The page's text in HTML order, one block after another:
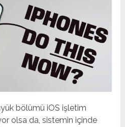
bölümü iOS işletim
olsa da, sistemin içinde